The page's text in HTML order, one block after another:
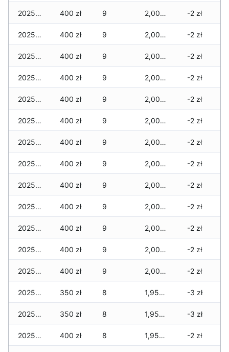
2025-12-21 400 zł 9 2,000 zł -2 zł
2025-12-20 400 zł 9 2,000 zł -2 zł
2025-12-19 400 zł 9 2,000 zł -2 zł
2025-12-18 400 zł 9 2,000 zł -2 zł
2025-12-17 400 zł 9 2,000 zł -2 zł
2025-12-16 400 zł 9 2,000 zł -2 zł
2025-12-15 400 zł 9 2,000 zł -2 zł
2025-12-14 400 zł 9 2,000 zł -2 zł
2025-12-13 400 zł 9 2,000 zł -2 zł
2025-12-12 400 zł 9 2,000 zł -2 zł
2025-12-11 400 zł 9 2,000 zł -2 zł
2025-12-10 400 zł 9 2,000 zł -2 zł
2025-12-09 400 zł 9 2,000 zł -2 zł
2025-12-08 350 zł 8 1,950 zł -3 zł
2025-12-07 350 zł 8 1,950 zł -3 zł
2025-12-06 400 zł 8 1,950 zł -2 zł